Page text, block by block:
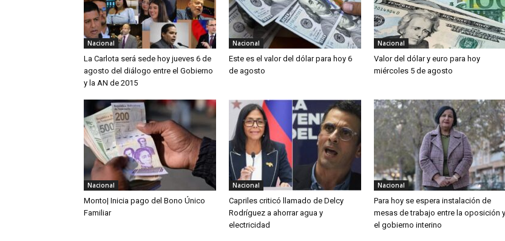
Nacional
La Carlota será sede hoy jueves 6 de
agosto del diálogo entre el Gobierno
y la AN de 2015
Nacional
Este es el valor del dólar para hoy 6
de agosto
Nacional
Valor del dólar y euro para hoy
miércoles 5 de agosto
Nacional
Monto| Inicia pago del Bono Único
Familiar
Nacional
Capriles criticó llamado de Delcy
Rodríguez a ahorrar agua y
electricidad
Nacional
Para hoy se espera instalación de
mesas de trabajo entre la oposición y
el gobierno interino